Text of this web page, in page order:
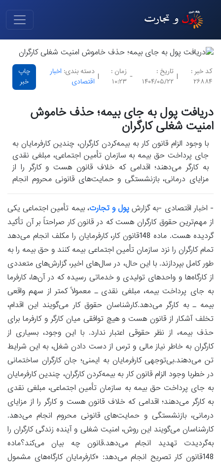
کد خبر :
۲۶۸۸۴
|
تاریخ :
۱۴۰۴/۰۵/۲۲
-
زمان :
۱۰:۲۳
|
دسته بندی: اخبار
اقتصادی
چاپ
خبر
دریافت پول به جای بیمه؛ حذف خاموش
امنیت شغلی کارگران
با وجود الزام قانون کار به بیمه‌کردن کارگران، چندین کارفرمایان به
جای پرداخت حق بیمه به سازمان تأمین اجتماعی، مبلغی نقدی
به کارگر می‌دهند؛ اقدامی که خلاف قانون هست و کارگر را از
مزایای درمانی، بازنشستگی و حمایت‌های قانونی محروم انجام
- اخبار اقتصادی -به گزارش پول و تجارت، بیمه تأمین اجتماعی یکی
از مهم‌ترین حقوق کارگران هست که در قانون کار صراحتاً بر آن تأکید
گردیده هست. ماده 148قانون کار، کارفرمایان را مکلف انجام می‌دهد
تمام کارگران را نزد سازمان تأمین اجتماعی بیمه کنند و حق بیمه را به
طور کامل بپردازند. با این حال، در سال‌های اخیر، گزارش‌های متعددی
از کارگاه‌ها و واحدهای تولیدی و خدماتی رسیده که در آن‌ها، کارفرما
به جای پرداخت بیمه، مبلغی نقدی ـ معمولاً کمتر از سهم واقعی
بیمه ـ به کارگر می‌دهد.کارشناسان حقوق کار می‌گویند این اقدام،
تخلف آشکار از قانون هست و هیچ توافقی میان کارگر و کارفرما برای
حذف بیمه، از نظر حقوقی اعتبار ندارد. با این وجود، بسیاری از
کارگران به خاطر نیاز مالی و ترس از دست دادن شغل، به این شرایط
تن می‌دهند.بی‌توجهی کارفرمایان به ایمنی؛ جان کارگران ساختمانی
در خطربا وجود الزام قانون کار به بیمه‌کردن کارگران، چندین کارفرمایان
به جای پرداخت حق بیمه به سازمان تأمین اجتماعی، مبلغی نقدی
به کارگر می‌دهند؛ اقدامی که خلاف قانون هست و کارگر را از مزایای
درمانی، بازنشستگی و حمایت‌های قانونی محروم انجام می‌دهد.
کارشناسان می‌گویند این روش، امنیت شغلی و آینده زندگی کارگران را
به‌گردیدت تهدید انجام می‌دهد.قانون چه بیان می‌کند؟ماده
148قانون کار تصریح انجام می‌دهد: «کارفرمایان کارگاه‌های مشمول